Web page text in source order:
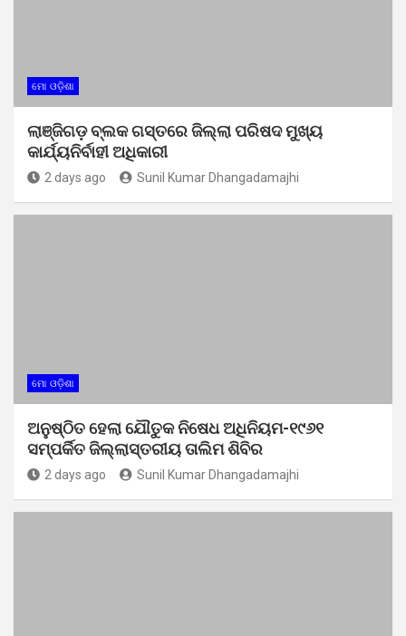
ମୋ ଓଡ଼ିଶା
ଲାଞ୍ଜିଗଡ଼ ବ୍ଲକ ଗସ୍ତରେ ଜିଲ୍ଲା ପରିଷଦ ମୁଖ୍ୟ
କାର୍ଯ୍ୟନିର୍ବାହୀ ଅଧିକାରୀ
2 days ago Sunil Kumar Dhangadamajhi
ମୋ ଓଡ଼ିଶା
ଅନୁଷ୍ଠିତ ହେଲା ଯୌତୁକ ନିଷେଧ ଅଧିନିୟମ-୧୯୬୧
ସମ୍ପର୍କିତ ଜିଲ୍ଲାସ୍ତରୀୟ ତାଲିମ ଶିବିର
2 days ago Sunil Kumar Dhangadamajhi